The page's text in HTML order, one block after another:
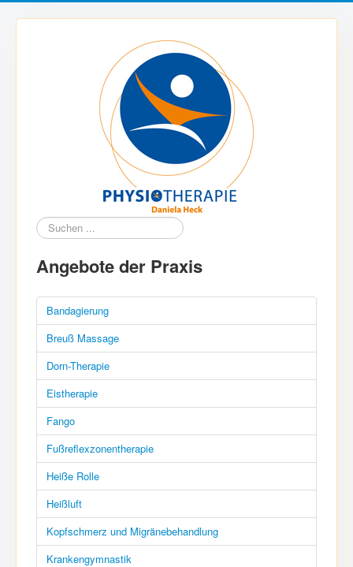
Suchen
...
Angebote der Praxis
Bandagierung
Breuß Massage
Dorn-Therapie
Eistherapie
Fango
Fußreflexzonentherapie
Heiße Rolle
Heißluft
Kopfschmerz und Migränebehandlung
Krankengymnastik